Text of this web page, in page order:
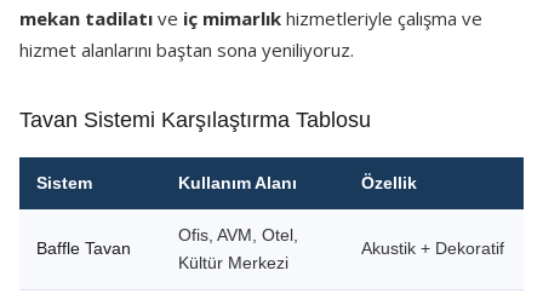
mekan tadilatı ve iç mimarlık hizmetleriyle çalışma ve
hizmet alanlarını baştan sona yeniliyoruz.
Tavan Sistemi Karşılaştırma Tablosu
Sistem Kullanım Alanı Özellik
Baffle Tavan
Ofis, AVM, Otel,
Kültür Merkezi
Akustik + Dekoratif